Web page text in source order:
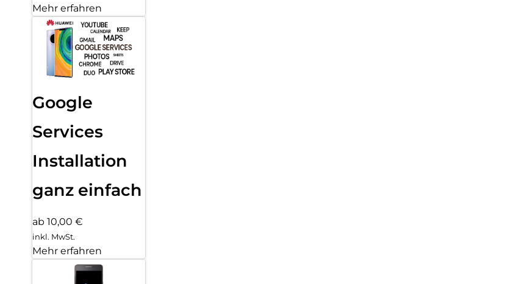
Mehr erfahren
Google
Services
Installation
ganz einfach
ab 10,00 €
inkl. MwSt.
Mehr erfahren